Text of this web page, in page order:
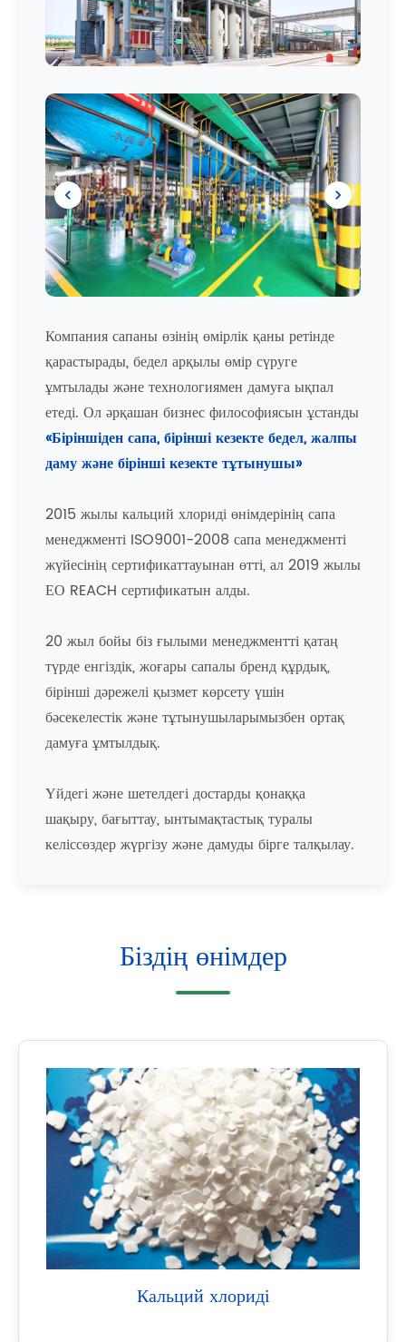
Компания сапаны өзінің өмірлік қаны ретінде
қарастырады, бедел арқылы өмір сүруге
ұмтылады және технологиямен дамуға ықпал
етеді. Ол әрқашан бизнес философиясын ұстанды
«Біріншіден сапа, бірінші кезекте бедел, жалпы
даму және бірінші кезекте тұтынушы»
2015 жылы кальций хлориді өнімдерінің сапа
менеджменті ISO9001-2008 сапа менеджменті
жүйесінің сертификаттауынан өтті, ал 2019 жылы
ЕО REACH сертификатын алды.
20 жыл бойы біз ғылыми менеджментті қатаң
түрде енгіздік, жоғары сапалы бренд құрдық,
бірінші дәрежелі қызмет көрсету үшін
бәсекелестік және тұтынушыларымызбен ортақ
дамуға ұмтылдық.
Үйдегі және шетелдегі достарды қонаққа
шақыру, бағыттау, ынтымақтастық туралы
келіссөздер жүргізу және дамуды бірге талқылау.
Біздің өнімдер
Кальций хлориді